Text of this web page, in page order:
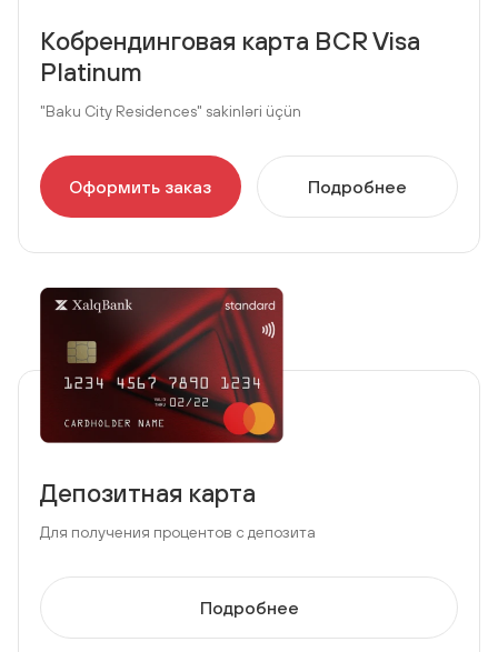
Кобрендинговая карта BCR Visa
Platinum
"Baku City Residences" sakinləri üçün
Оформить заказ Подробнее
Депозитная карта
Для получения процентов с депозита
Подробнее